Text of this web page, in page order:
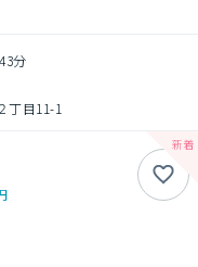
分
丁目11-1